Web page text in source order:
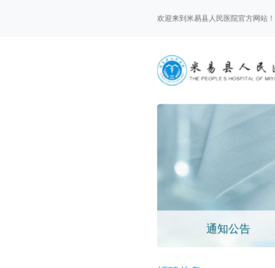
欢迎来到米易县人民医院官方网站！
通知公告